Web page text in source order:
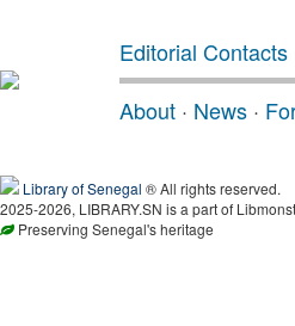
Editorial Contacts
About · News ·
Library of Senegal ® All rights reserved.
2025-2026, LIBRARY.SN is a part of
Preserving Senegal's heritage